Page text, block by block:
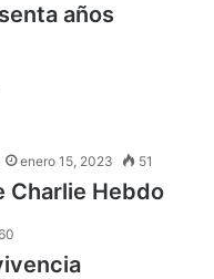
años
enero 15, 2023 51
Charlie Hebdo